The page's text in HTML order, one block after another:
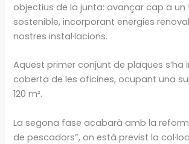
objectius de la junta: avançar cap a un
sostenible, incorporant energies
nostres instal·lacions.
Aquest primer conjunt de plaques s’ha
coberta de les oficines, ocupant una
120 m².
La segona fase acabarà amb la
de pescadors”, on està previst la